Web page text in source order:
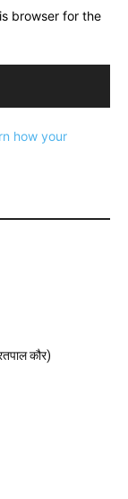
browser for the
how your
कौर)